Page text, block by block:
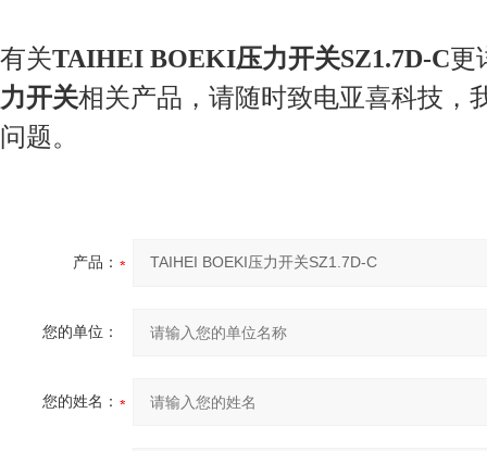
有关TAIHEI BOEKI压力开关SZ1.7D-C更
力开关相关产品，请随时致电亚喜科技，
问题。
产品：
您的单位：
您的姓名：